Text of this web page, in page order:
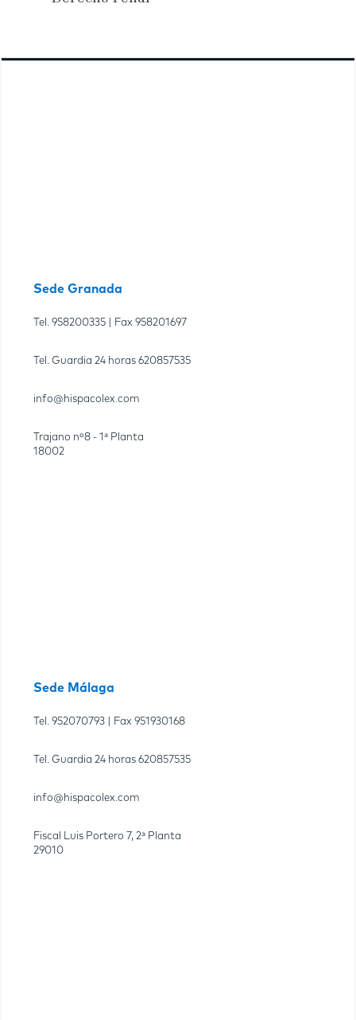
Sede Granada
Tel. 958200335 | Fax 958201697
Tel. Guardia 24 horas 620857535
info@hispacolex.com
Trajano nº8 - 1ª Planta
18002
Sede Málaga
Tel. 952070793 | Fax 951930168
Tel. Guardia 24 horas 620857535
info@hispacolex.com
Fiscal Luis Portero 7, 2ª Planta
29010